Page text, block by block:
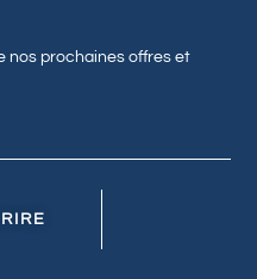
nos prochaines offres et